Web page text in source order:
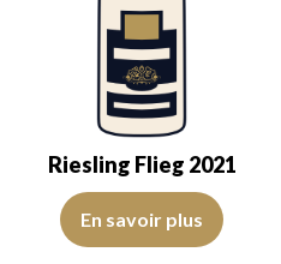
Riesling Flieg 2021
La robe est jaune pâle avec
En savoir plus